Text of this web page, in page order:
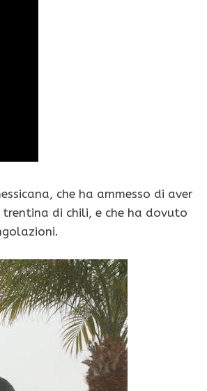
che ha ammesso di aver
di chili, e che ha dovuto